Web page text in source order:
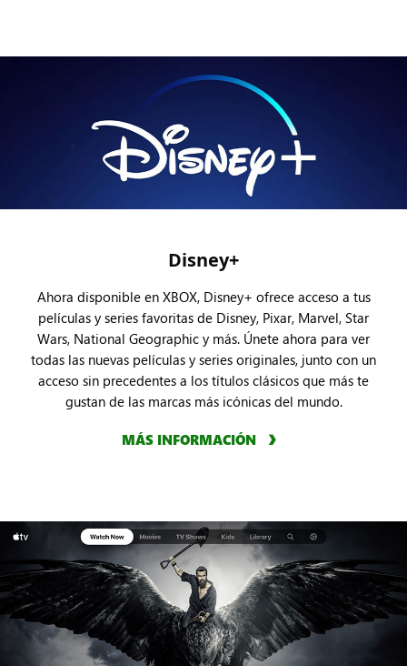
Disney+
Ahora disponible en XBOX, Disney+ ofrece acceso a tus
películas y series favoritas de Disney, Pixar, Marvel, Star
Wars, National Geographic y más. Únete ahora para ver
todas las nuevas películas y series originales, junto con un
acceso sin precedentes a los títulos clásicos que más te
gustan de las marcas más icónicas del mundo.
MÁS INFORMACIÓN